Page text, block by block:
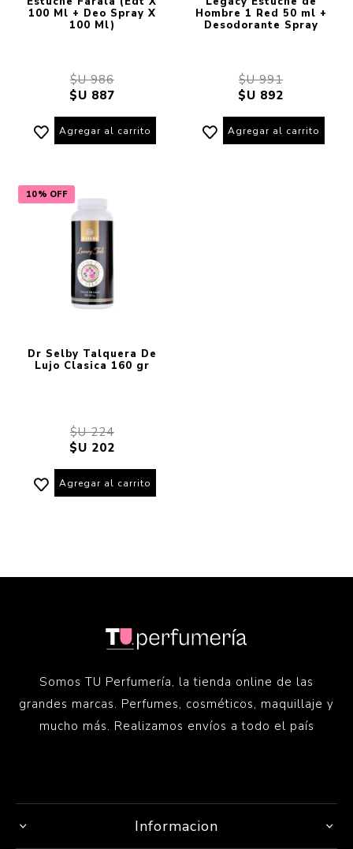
100 Ml + Deo Spray X
100 Ml)
$U 986
$U 887
Agregar al carrito
Hombre 1 Red 50 ml +
Desodorante Spray
$U 991
$U 892
Agregar al carrito
10% OFF
Dr Selby Talquera De
Lujo Clasica 160 gr
$U 224
$U 202
Agregar al carrito
Somos TU Perfumería, la tienda online de las
grandes marcas. Perfumes, cosméticos, maquillaje y
mucho más. Realizamos envíos a todo el país
Informacion